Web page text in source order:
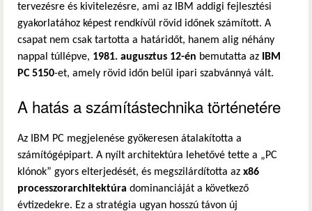
tervezésre és kivitelezésre, ami az IBM addigi fejlesztési
gyakorlatához képest rendkívül rövid időnek számított. A
csapat nem csak tartotta a határidőt, hanem alig néhány
nappal túllépve, 1981. augusztus 12-én bemutatta az
IBM
PC 5150-et, amely rövid időn belül ipari szabvánnyá vált.
A hatás a számítástechnika történetére
Az IBM PC megjelenése gyökeresen átalakította a
számítógépipart. A nyílt architektúra lehetővé tette a „PC
klónok” gyors elterjedését, és megszilárdította az x86
processzorarchitektúra dominanciáját a következő
évtizedekre. Ez a stratégia ugyan hosszú távon új